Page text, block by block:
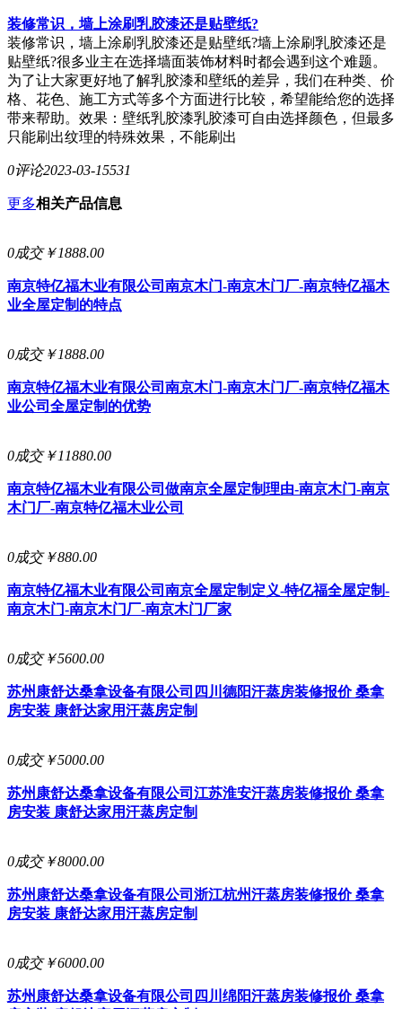
装修常识，墙上涂刷乳胶漆还是贴壁纸?
装修常识，墙上涂刷乳胶漆还是贴壁纸?墙上涂刷乳胶漆还是
贴壁纸?很多业主在选择墙面装饰材料时都会遇到这个难题。
为了让大家更好地了解乳胶漆和壁纸的差异，我们在种类、价
格、花色、施工方式等多个方面进行比较，希望能给您的选择
带来帮助。效果：壁纸乳胶漆乳胶漆可自由选择颜色，但最多
只能刷出纹理的特殊效果，不能刷出
0评论2023-03-15531
更多相关产品信息
0成交￥1888.00
南京特亿福木业有限公司 南京木门-南京木门厂-南京特亿福木
业全屋定制的特点
0成交￥1888.00
南京特亿福木业有限公司 南京木门-南京木门厂-南京特亿福木
业公司全屋定制的优势
0成交￥11880.00
南京特亿福木业有限公司 做南京全屋定制理由-南京木门-南京
木门厂-南京特亿福木业公司
0成交￥880.00
南京特亿福木业有限公司 南京全屋定制定义-特亿福全屋定制-
南京木门-南京木门厂-南京木门厂家
0成交￥5600.00
苏州康舒达桑拿设备有限公司 四川德阳汗蒸房装修报价 桑拿
房安装 康舒达家用汗蒸房定制
0成交￥5000.00
苏州康舒达桑拿设备有限公司 江苏淮安汗蒸房装修报价 桑拿
房安装 康舒达家用汗蒸房定制
0成交￥8000.00
苏州康舒达桑拿设备有限公司 浙江杭州汗蒸房装修报价 桑拿
房安装 康舒达家用汗蒸房定制
0成交￥6000.00
苏州康舒达桑拿设备有限公司 四川绵阳汗蒸房装修报价 桑拿